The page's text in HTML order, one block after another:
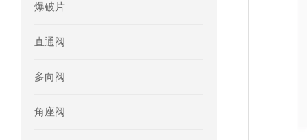
爆破片
直通阀
多向阀
角座阀